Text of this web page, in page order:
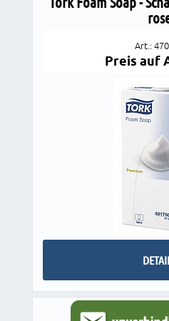
Art.:
Preis auf